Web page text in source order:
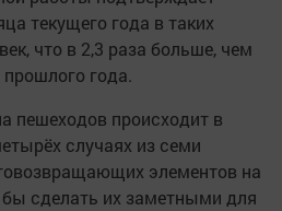
текущего года в таких
что в 2,3 раза больше, чем
года.
пешеходов происходит в
случаях из семи
элементов на
сделать их заметными для